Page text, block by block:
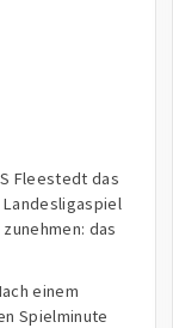
Fleestedt das
das
einem
Spielminute